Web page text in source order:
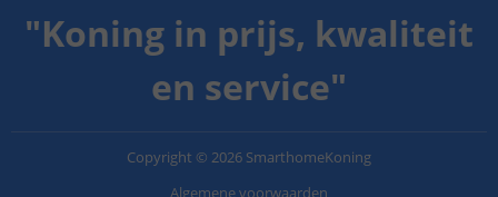
"Koning in prijs, kwaliteit
en service"
Copyright © 2026 SmarthomeKoning
Algemene voorwaarden